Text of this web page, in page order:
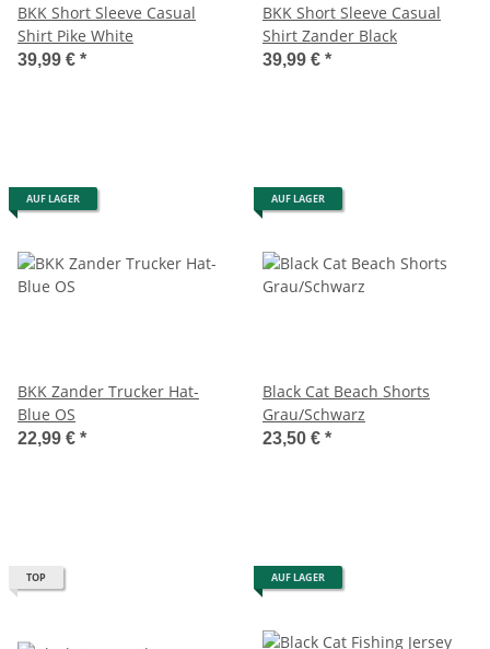
BKK Short Sleeve Casual
Shirt Pike White
39,99 € *
BKK Short Sleeve Casual
Shirt Zander Black
39,99 € *
AUF LAGER
BKK Zander Trucker Hat-
Blue OS
22,99 € *
AUF LAGER
Black Cat Beach Shorts
Grau/Schwarz
23,50 € *
TOP AUF LAGER